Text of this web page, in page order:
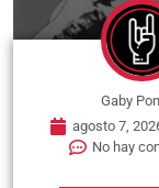
Gaby
agosto 7,
No hay